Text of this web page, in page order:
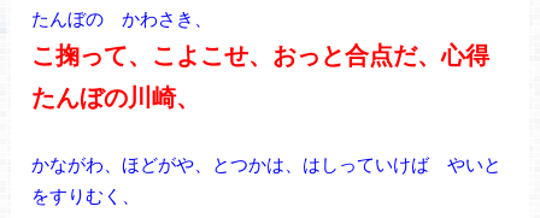
たんぼの かわさき、
こ掬って、こよこせ、おっと合点だ、心得
たんぼの川崎、
かながわ、ほどがや、とつかは、はしっていけば やいと
をすりむく、